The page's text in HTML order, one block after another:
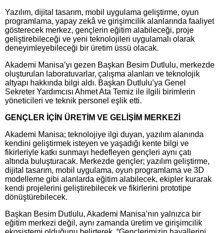
Yazılım, dijital tasarım, mobil uygulama geliştirme, oyun
programlama, yapay zekâ ve girişimcilik alanlarında faaliyet
gösterecek merkez, gençlerin eğitim alabileceği, proje
geliştirebileceği ve yeni teknolojileri uygulamalı olarak
deneyimleyebileceği bir üretim üssü olacak.
Akademi Manisa’yı gezen Başkan Besim Dutlulu, merkezde
oluşturulan laboratuvarlar, çalışma alanları ve teknolojik
altyapı hakkında bilgi aldı. Başkan Dutlulu’ya Genel
Sekreter Yardımcısı Ahmet Ata Temiz ile ilgili birimlerin
yöneticileri ve teknik personel eşlik etti.
GENÇLER İÇİN ÜRETİM VE GELİŞİM MERKEZİ
Akademi Manisa; teknolojiye ilgi duyan, yazılım alanında
kendini geliştirmek isteyen ve yaşadığı kente bilgi ve
fikirleriyle katkı sunmayı hedefleyen gençleri aynı çatı
altında buluşturacak. Merkezde gençler; yazılım geliştirme,
dijital tasarım, mobil uygulama, oyun programlama ve 3D
modelleme gibi alanlarda eğitim alabilecek, ekipler kurarak
kendi projelerini geliştirebilecek ve fikirlerini prototipe
dönüştürebilecek.
Başkan Besim Dutlulu, Akademi Manisa’nın yalnızca bir
eğitim merkezi değil, aynı zamanda üretim ve girişimcilik